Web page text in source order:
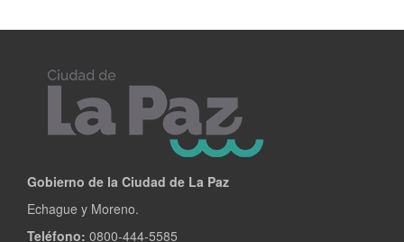
Gobierno de la Ciudad de La Paz
Echague y Moreno.
Teléfono: 0800-444-5585